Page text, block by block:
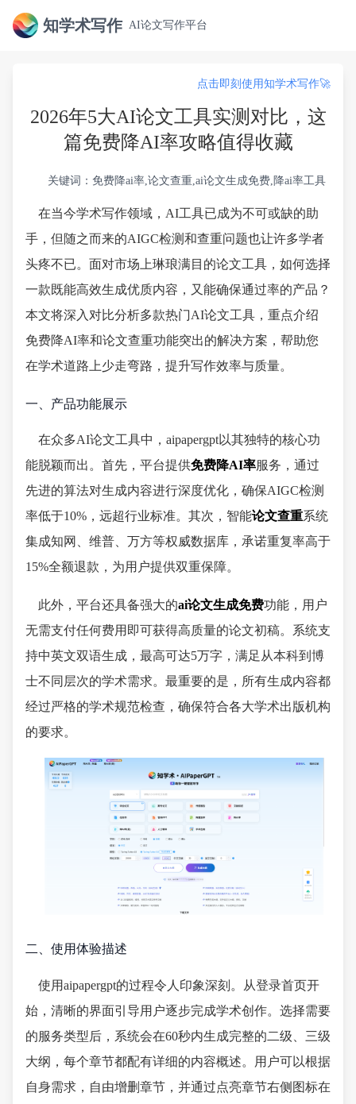
知学术写作 AI论文写作平台
点击即刻使用知学术写作🚀
2026年5大AI论文工具实测对比，这
篇免费降AI率攻略值得收藏
关键词：免费降ai率,论文查重,ai论文生成免费,降ai率工具
在当今学术写作领域，AI工具已成为不可或缺的助
手，但随之而来的AIGC检测和查重问题也让许多学者
头疼不已。面对市场上琳琅满目的论文工具，如何选择
一款既能高效生成优质内容，又能确保通过率的产品？
本文将深入对比分析多款热门AI论文工具，重点介绍
免费降AI率和论文查重功能突出的解决方案，帮助您
在学术道路上少走弯路，提升写作效率与质量。
一、产品功能展示
在众多AI论文工具中，aipapergpt以其独特的核心功
能脱颖而出。首先，平台提供免费降AI率服务，通过
先进的算法对生成内容进行深度优化，确保AIGC检测
率低于10%，远超行业标准。其次，智能论文查重系统
集成知网、维普、万方等权威数据库，承诺重复率高于
15%全额退款，为用户提供双重保障。
此外，平台还具备强大的ai论文生成免费功能，用户
无需支付任何费用即可获得高质量的论文初稿。系统支
持中英文双语生成，最高可达5万字，满足从本科到博
士不同层次的学术需求。最重要的是，所有生成内容都
经过严格的学术规范检查，确保符合各大学术出版机构
的要求。
二、使用体验描述
使用aipapergpt的过程令人印象深刻。从登录首页开
始，清晰的界面引导用户逐步完成学术创作。选择需要
的服务类型后，系统会在60秒内生成完整的二级、三级
大纲，每个章节都配有详细的内容概述。用户可以根据
自身需求，自由增删章节，并通过点亮章节右侧图标在